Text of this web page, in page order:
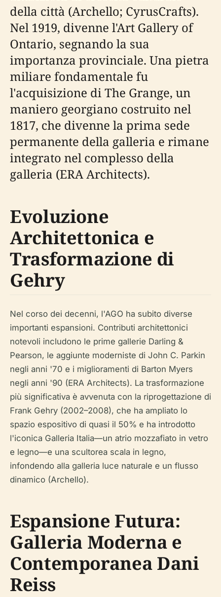
della città (Archello; CyrusCrafts).
Nel 1919, divenne l'Art Gallery of
Ontario, segnando la sua
importanza provinciale. Una pietra
miliare fondamentale fu
l'acquisizione di The Grange, un
maniero georgiano costruito nel
1817, che divenne la prima sede
permanente della galleria e rimane
integrato nel complesso della
galleria (ERA Architects).
Evoluzione
Architettonica e
Trasformazione di
Gehry
Nel corso dei decenni, l'AGO ha subito diverse
importanti espansioni. Contributi architettonici
notevoli includono le prime gallerie Darling &
Pearson, le aggiunte moderniste di John C. Parkin
negli anni '70 e i miglioramenti di Barton Myers
negli anni '90 (ERA Architects). La trasformazione
più significativa è avvenuta con la riprogettazione di
Frank Gehry (2002–2008), che ha ampliato lo
spazio espositivo di quasi il 50% e ha introdotto
l'iconica Galleria Italia—un atrio mozzafiato in vetro
e legno—e una scultorea scala in legno,
infondendo alla galleria luce naturale e un flusso
dinamico (Archello).
Espansione Futura:
Galleria Moderna e
Contemporanea Dani
Reiss